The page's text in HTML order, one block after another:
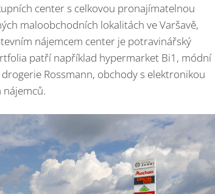
center s celkovou pronajímatelnou
maloobchodních lokalitách ve Varšavě,
nájemcem center je potravinářský
patří například hypermarket Bi1, módní
Rossmann, obchody s elektronikou
nájemců.